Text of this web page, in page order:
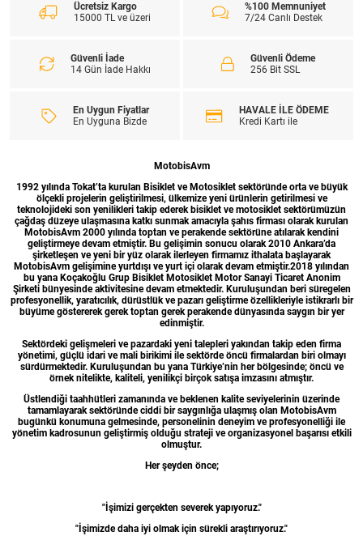
Ücretsiz Kargo
15000 TL ve üzeri
%100 Memnuniyet
7/24 Canlı Destek
Güvenli İade
14 Gün İade Hakkı
Güvenli Ödeme
256 Bit SSL
En Uygun Fiyatlar
En Uyguna Bizde
HAVALE İLE ÖDEME
Kredi Kartı ile
MotobisAvm
1992 yılında Tokat’ta kurulan Bisiklet ve Motosiklet sektöründe orta ve büyük
ölçekli projelerin geliştirilmesi, ülkemize yeni ürünlerin getirilmesi ve
teknolojideki son yenilikleri takip ederek bisiklet ve motosiklet sektörümüzün
çağdaş düzeye ulaşmasına katkı sunmak amacıyla şahıs firması olarak kurulan
MotobisAvm 2000 yılında toptan ve perakende sektörüne atılarak kendini
geliştirmeye devam etmiştir. Bu gelişimin sonucu olarak 2010 Ankara’da
şirketleşen ve yeni bir yüz olarak ilerleyen firmamız ithalata başlayarak
MotobisAvm gelişimine yurtdışı ve yurt içi olarak devam etmiştir.2018 yılından
bu yana Koçakoğlu Grup Bisiklet Motosiklet Motor Sanayi Ticaret Anonim
Şirketi bünyesinde aktivitesine devam etmektedir. Kuruluşundan beri süregelen
profesyonellik, yaratıcılık, dürüstlük ve pazarı geliştirme özellikleriyle istikrarlı bir
büyüme göstererek gerek toptan gerek perakende dünyasında saygın bir yer
edinmiştir.
Sektördeki gelişmeleri ve pazardaki yeni talepleri yakından takip eden firma
yönetimi, güçlü idari ve mali birikimi ile sektörde öncü firmalardan biri olmayı
sürdürmektedir. Kuruluşundan bu yana Türkiye’nin her bölgesinde; öncü ve
örnek nitelikte, kaliteli, yenilikçi birçok satışa imzasını atmıştır.
Üstlendiği taahhütleri zamanında ve beklenen kalite seviyelerinin üzerinde
tamamlayarak sektöründe ciddi bir saygınlığa ulaşmış olan MotobisAvm
bugünkü konumuna gelmesinde, personelinin deneyim ve profesyonelliği ile
yönetim kadrosunun geliştirmiş olduğu strateji ve organizasyonel başarısı etkili
olmuştur.
Her şeyden önce;
"İşimizi gerçekten severek yapıyoruz."
"İşimizde daha iyi olmak için sürekli araştırıyoruz."